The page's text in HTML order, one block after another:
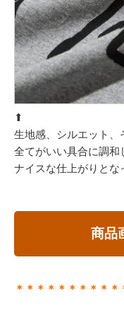
⬆︎
生地感、シルエット、
全てがいい具合に調和
ナイスな仕上がりとな
商品
＊＊＊＊＊＊＊＊＊